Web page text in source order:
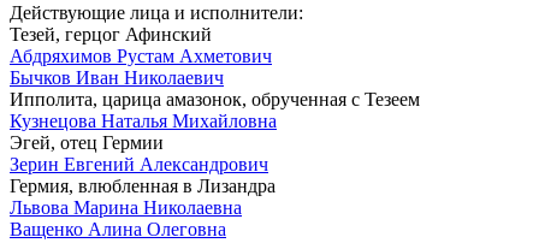
Действующие лица и исполнители:
Тезей, герцог Афинский
Абдряхимов Рустам Ахметович
Бычков Иван Николаевич
Ипполита, царица амазонок, обрученная с Тезеем
Кузнецова Наталья Михайловна
Эгей, отец Гермии
Зерин Евгений Александрович
Гермия, влюбленная в Лизандра
Львова Марина Николаевна
Ващенко Алина Олеговна